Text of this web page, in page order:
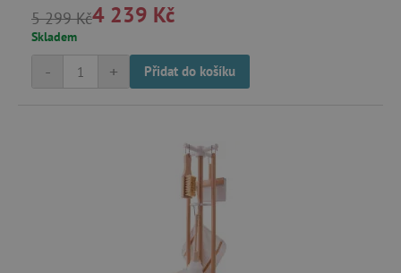
zvukovými efekty a posuvnými dveřmi.
5 299 Kč4 239 Kč
Skladem
+
- Přidat do košíku
Analytické cookies
Marketingové cookies
základní funkce webových stránek, jako je
přihlášení uživatele a správa účtu. Webové
stránky nelze bez nezbytně nutných souborů
cookie správně používat.